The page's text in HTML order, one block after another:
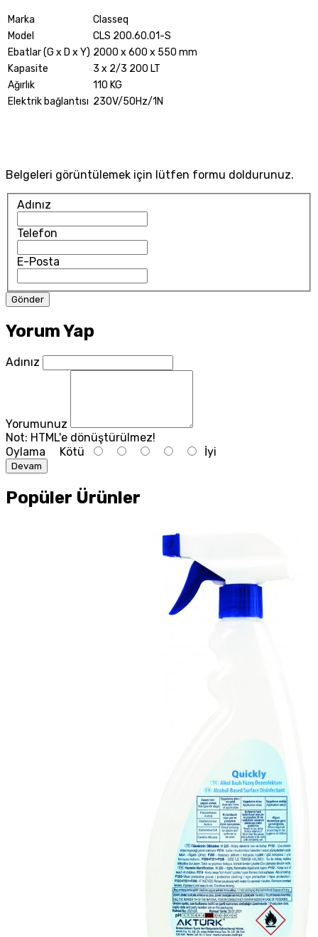
Marka
Classeq
Model
CLS 200.60.01-S
Ebatlar (G x D x Y) 2000 x 600 x 550 mm
Kapasite
3 x 2/3 200 LT
Ağırlık
110 KG
Elektrik bağlantısı 230V/50Hz/1N
Belgeleri görüntülemek için lütfen formu doldurunuz.
Adınız
Telefon
E-Posta
Yorum Yap
Adınız
Yorumunuz
Not: HTML'e dönüştürülmez!
Oylama Kötü İyi
Devam
Popüler Ürünler